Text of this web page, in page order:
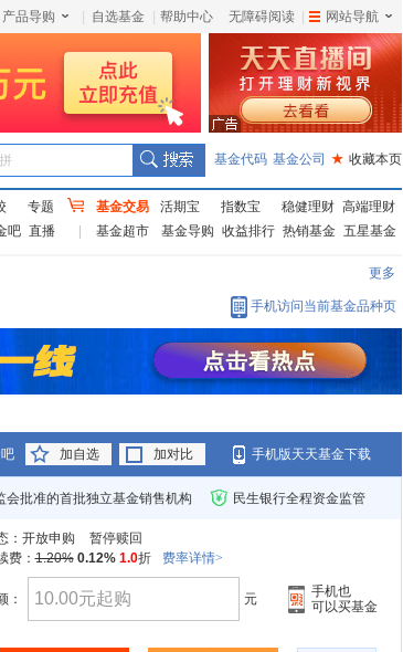
产品导购 自选基金 帮助中心 无障碍阅读 网站导航
基金代码 基金公司 ★ 收藏本页
专题
吧 直播
基金交易 活期宝 指数宝 稳健理财 高端理财
基金超市
基金导购 收益排行 热销基金 五星基金
更多
手机访问当前基金品种页
加自选 加对比 手机版天天基金下载
会批准的首批独立基金销售机构 民生银行全程资金监管
： 开放申购
暂停赎回
费：1.20% 0.12% 1.0折 费率详情>
： 元
手机也
可以买基金